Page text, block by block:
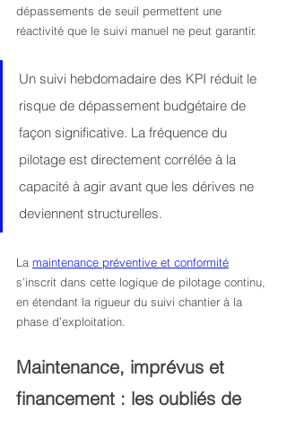
dépassements de seuil permettent une
réactivité que le suivi manuel ne peut garantir.
Un suivi hebdomadaire des KPI réduit le
risque de dépassement budgétaire de
façon significative. La fréquence du
pilotage est directement corrélée à la
capacité à agir avant que les dérives ne
deviennent structurelles.
La maintenance préventive et conformité
s’inscrit dans cette logique de pilotage continu,
en étendant la rigueur du suivi chantier à la
phase d’exploitation.
Maintenance, imprévus et
financement : les oubliés de